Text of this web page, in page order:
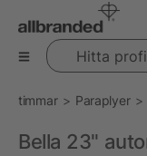
Hitta
timmar Paraplyer
Bella 23"